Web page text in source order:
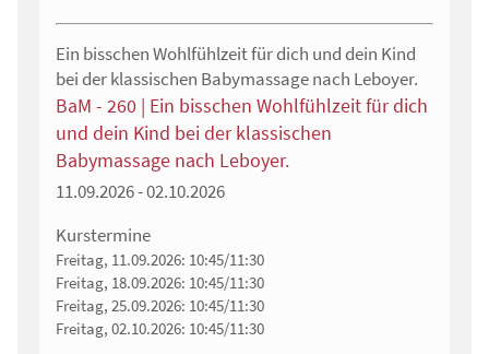
Ein bisschen Wohlfühlzeit für dich und dein Kind
bei der klassischen Babymassage nach Leboyer.
BaM - 260 | Ein bisschen Wohlfühlzeit für dich
und dein Kind bei der klassischen
Babymassage nach Leboyer.
11.09.2026 - 02.10.2026
Kurstermine
Freitag, 11.09.2026: 10:45/11:30
Freitag, 18.09.2026: 10:45/11:30
Freitag, 25.09.2026: 10:45/11:30
Freitag, 02.10.2026: 10:45/11:30